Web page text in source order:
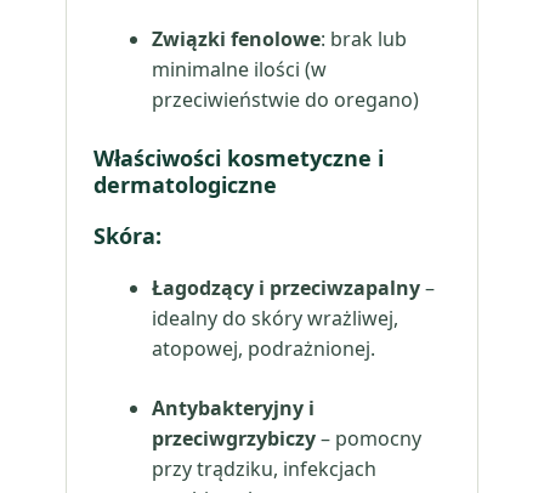
Związki fenolowe: brak lub
minimalne ilości (w
przeciwieństwie do oregano)
Właściwości kosmetyczne i
dermatologiczne
Skóra:
Łagodzący i przeciwzapalny–
idealny do skóry wrażliwej,
atopowej, podrażnionej.
Antybakteryjny i
przeciwgrzybiczy– pomocny
przy trądziku, infekcjach